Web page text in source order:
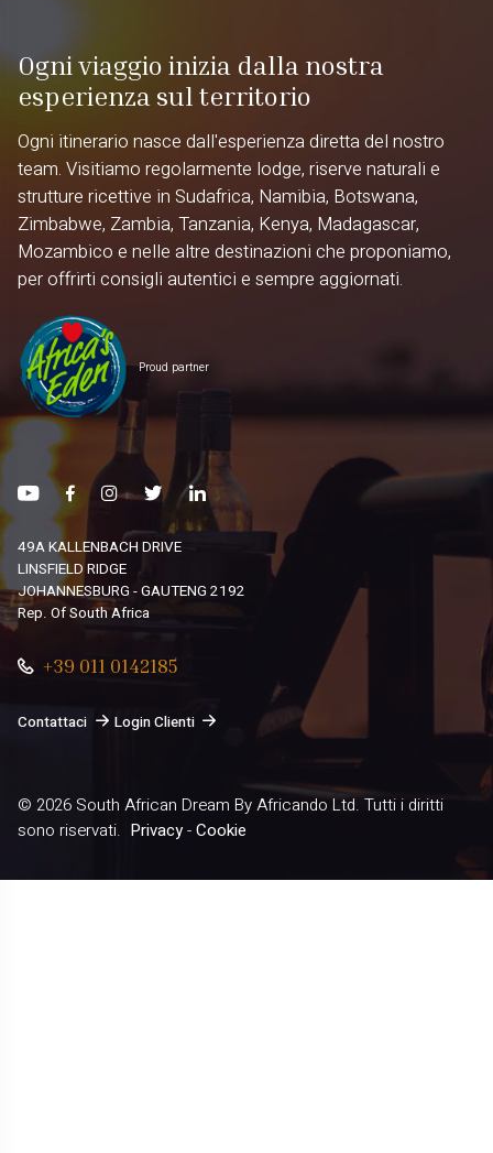
Ogni viaggio inizia dalla nostra
esperienza sul territorio
Ogni itinerario nasce dall'esperienza diretta del nostro
team. Visitiamo regolarmente lodge, riserve naturali e
strutture ricettive in Sudafrica, Namibia, Botswana,
Zimbabwe, Zambia, Tanzania, Kenya, Madagascar,
Mozambico e nelle altre destinazioni che proponiamo,
per offrirti consigli autentici e sempre aggiornati.
Proud partner
49A KALLENBACH DRIVE
LINSFIELD RIDGE
JOHANNESBURG - GAUTENG 2192
Rep. Of South Africa
+39 011 0142185
Contattaci Login Clienti
© 2026 South African Dream By Africando Ltd. Tutti i diritti
sono riservati. Privacy-Cookie